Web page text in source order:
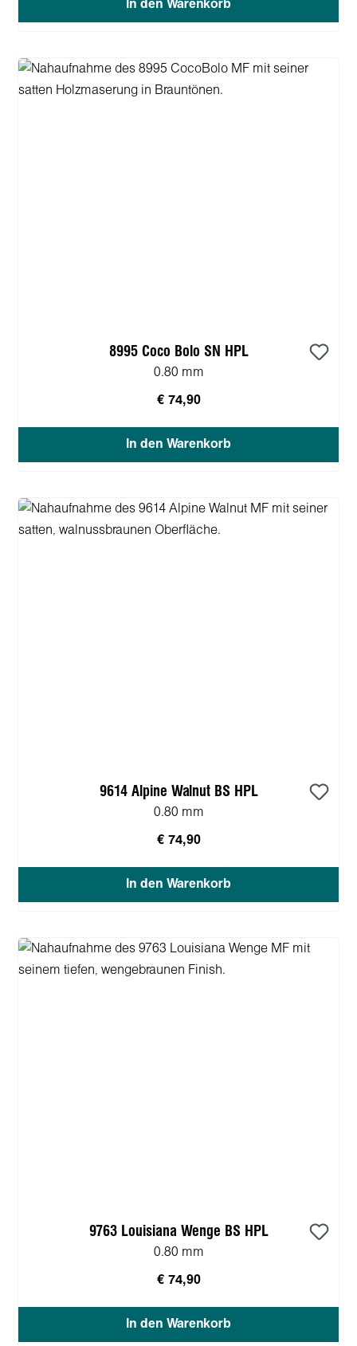
In den Warenkorb
8995 Coco Bolo SN HPL
0.80 mm
€ 74,90
In den Warenkorb
9614 Alpine Walnut BS HPL
0.80 mm
€ 74,90
In den Warenkorb
9763 Louisiana Wenge BS HPL
0.80 mm
€ 74,90
In den Warenkorb